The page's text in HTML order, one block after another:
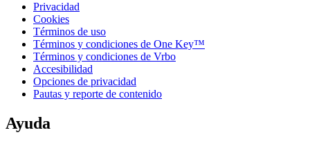
Privacidad
Cookies
Términos de uso
Términos y condiciones de One Key™
Términos y condiciones de Vrbo
Accesibilidad
Opciones de privacidad
Pautas y reporte de contenido
Ayuda